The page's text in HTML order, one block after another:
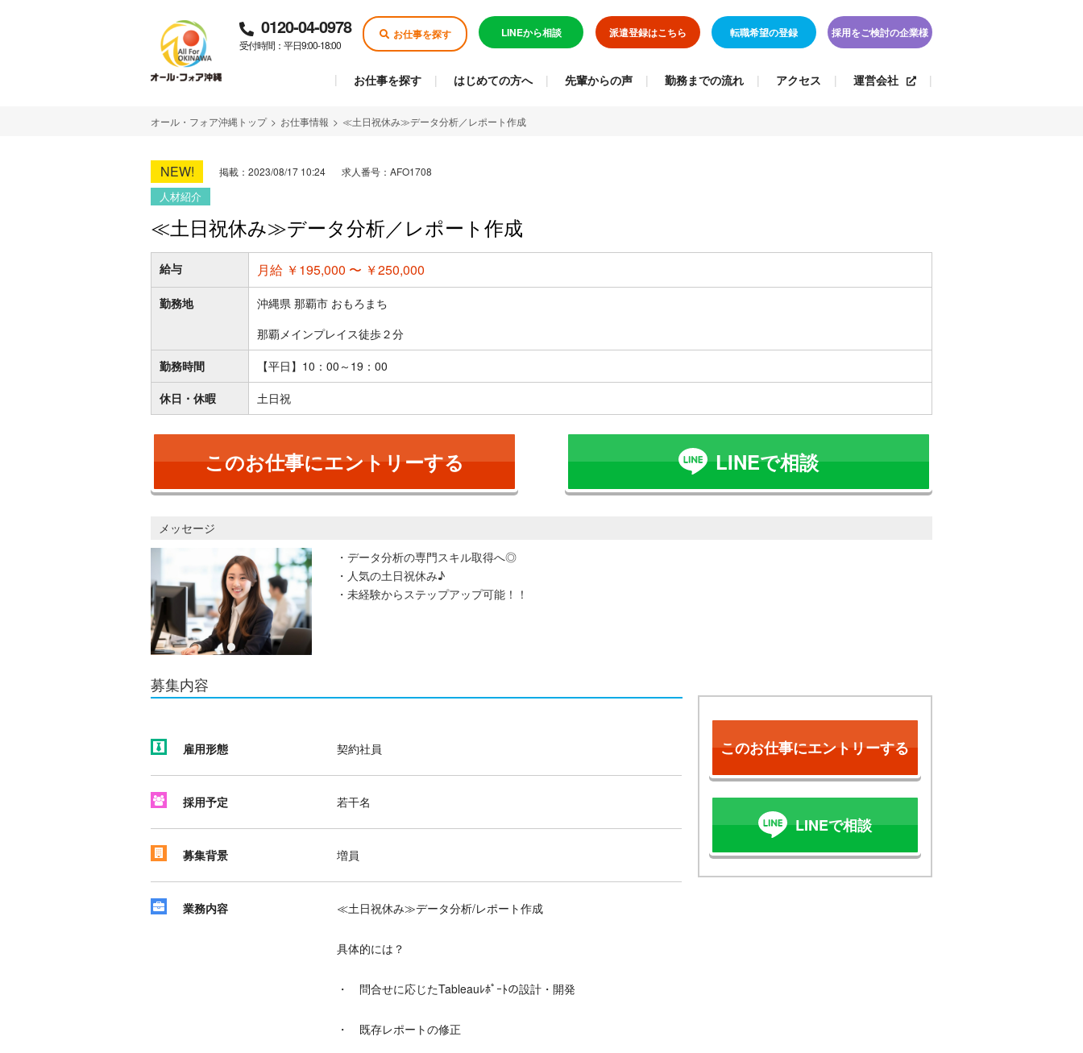
0120-04-0978
受付時間：平日9:00-18:00
お仕事を探す LINEから相談 派遣登録はこちら 転職希望の登録 採用をご検討の企業様
お仕事を探す はじめての方へ 先輩からの声 勤務までの流れ アクセス 運営会社
オール・フォア沖縄トップ > お仕事情報 > ≪土日祝休み≫データ分析／レポート作成
NEW! 掲載：2023/08/17 10:24 求人番号：AFO1708
人材紹介
≪土日祝休み≫データ分析／レポート作成
給与 月給 ￥195,000 〜 ￥250,000
勤務地
沖縄県 那覇市 おもろまち
那覇メインプレイス徒歩２分
勤務時間
【平日】10：00～19：00
休日・休暇
土日祝
このお仕事にエントリーする LINEで相談
メッセージ
・データ分析の専門スキル取得へ◎
・人気の土日祝休み♪
・未経験からステップアップ可能！！
募集内容
雇用形態 契約社員
採用予定 若干名
募集背景 増員
業務内容 ≪土日祝休み≫データ分析/レポート作成
具体的には？
・ 問合せに応じたTableauﾚﾎﾟｰﾄの設計・開発
・ 既存レポートの修正
このお仕事にエントリーする
LINEで相談